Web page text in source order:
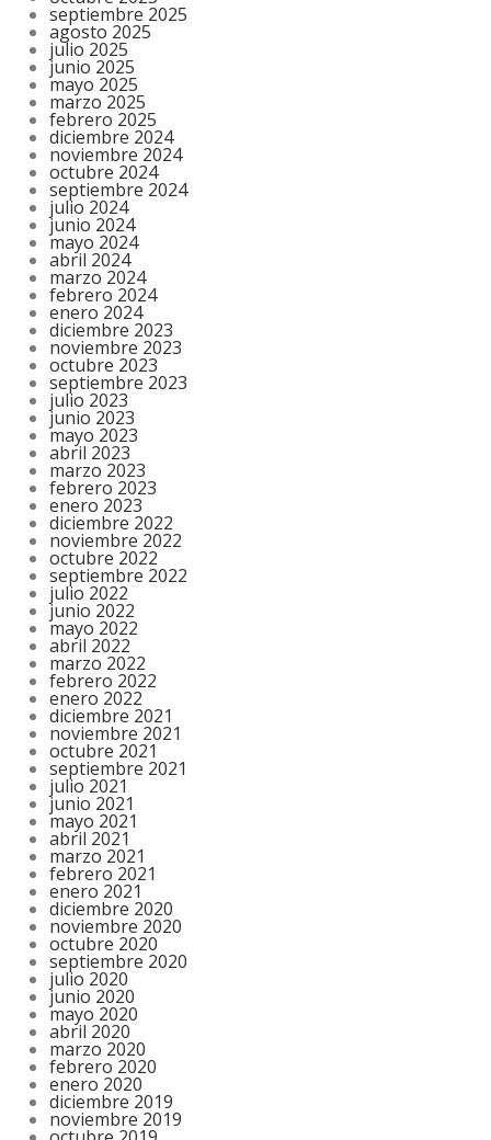
septiembre 2025
agosto 2025
julio 2025
junio 2025
mayo 2025
marzo 2025
febrero 2025
diciembre 2024
noviembre 2024
octubre 2024
septiembre 2024
julio 2024
junio 2024
mayo 2024
abril 2024
marzo 2024
febrero 2024
enero 2024
diciembre 2023
noviembre 2023
octubre 2023
septiembre 2023
julio 2023
junio 2023
mayo 2023
abril 2023
marzo 2023
febrero 2023
enero 2023
diciembre 2022
noviembre 2022
octubre 2022
septiembre 2022
julio 2022
junio 2022
mayo 2022
abril 2022
marzo 2022
febrero 2022
enero 2022
diciembre 2021
noviembre 2021
octubre 2021
septiembre 2021
julio 2021
junio 2021
mayo 2021
abril 2021
marzo 2021
febrero 2021
enero 2021
diciembre 2020
noviembre 2020
octubre 2020
septiembre 2020
julio 2020
junio 2020
mayo 2020
abril 2020
marzo 2020
febrero 2020
enero 2020
diciembre 2019
noviembre 2019